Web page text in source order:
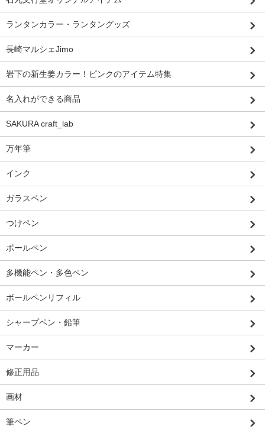
ランタンカラー・ランタングッズ
長崎マルシェJimo
岩下の新生姜カラー！ピンクのアイテム特集
名入れができる商品
SAKURA craft_lab
万年筆
インク
ガラスペン
つけペン
ボールペン
多機能ペン・多色ペン
ボールペンリフィル
シャープペン・鉛筆
マーカー
修正用品
画材
筆ペン